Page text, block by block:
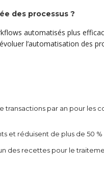
des processus ?
automatisés plus
l’automatisation des
par an pour les
et réduisent de plus de 50
des recettes pour le